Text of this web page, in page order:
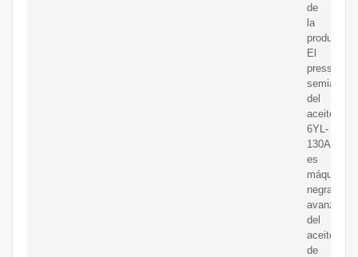
de
la
producción
El
presser
del
aceite
6YL-
130A
es
máquina
negra
avanzada
del
aceite
de